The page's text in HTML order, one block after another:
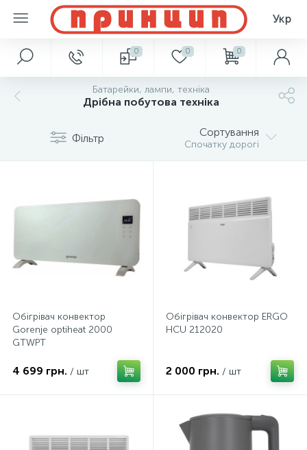
Укр
0 0 0
Батарейки, лампи, техніка
Дрібна побутова техніка
Фільтр Сортування
Спочатку дорогі
Обігрівач конвектор
Gorenje optiheat 2000
GTWPT
4 699 грн. / шт
Обiгрiвач конвектор ERGO
HCU 212020
2 000 грн. / шт